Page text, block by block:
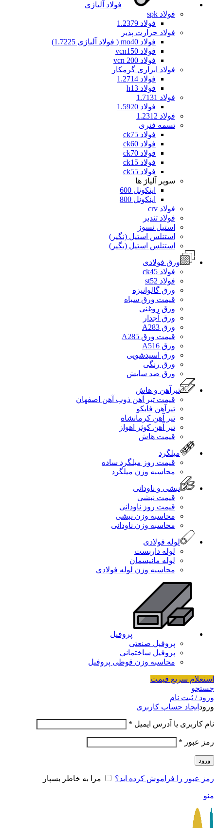
فولاد آلیاژی
فولاد spk
فولاد 1.2379
فولاد حرارت پذیر
فولاد mo40 ( فولاد آلیاژی 1.7225)
فولاد vcn150
فولاد vcn 200
فولاد ابزاری گرمکار
فولاد 1.2714
فولاد h13
فولاد 1.7131
فولاد 1.5920
فولاد 1.2312
تسمه فنری
فولاد ck75
فولاد ck60
فولاد ck70
فولاد ck15
فولاد ck55
سوپر آلیاژ ها
اینکونل 600
اینکونل 800
فولاد crv
فولاد تندبر
استیل نسوز
استنلس استیل (نگیر)
استنلس استیل (بگیر)
ورق فولادی
فولاد ck45
فولاد st52
ورق گالوانیزه
قیمت ورق سیاه
ورق روغنی
ورق آجدار
ورق A283
قیمت ورق A285
ورق A516
ورق اسیدشویی
ورق رنگی
ورق ضد سایش
تیرآهن و هاش
قیمت تیر آهن ذوب آهن اصفهان
تیرآهن فایکو
تیر آهن کرمانشاه
تیر آهن کوثر اهواز
قیمت هاش
میلگرد
قیمت روز میلگرد ساده
محاسبه وزن میلگرد
نبشی و ناودانی
قیمت نبشی
قیمت روز ناودانی
محاسبه وزن نبشی
محاسبه وزن ناودانی
لوله فولادی
لوله داربست
لوله مانیسمان
محاسبه وزن لوله فولادی
پروفیل
پروفیل صنعتی
پروفیل ساختمانی
محاسبه وزن قوطی پروفیل
استعلام سریع قیمت
جستجو
ورود / ثبت نام
ورود ایجاد حساب کاربری
نام کاربری یا آدرس ایمیل *
رمز عبور *
ورود
رمز عبور را فراموش کرده اید؟ مرا به خاطر بسپار
منو